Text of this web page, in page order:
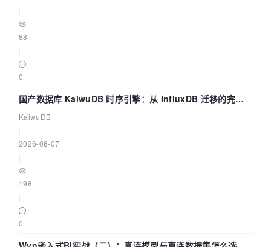
88
0
国产数据库 KaiwuDB 时序引擎：从 InfluxDB 迁移的完整
技术路径
KaiwuDB
2026-08-07
198
0